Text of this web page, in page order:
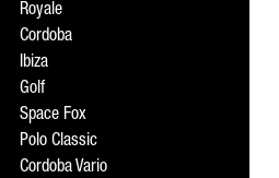
Royale
Cordoba
Ibiza
Golf
Space Fox
Polo Classic
Cordoba Vario